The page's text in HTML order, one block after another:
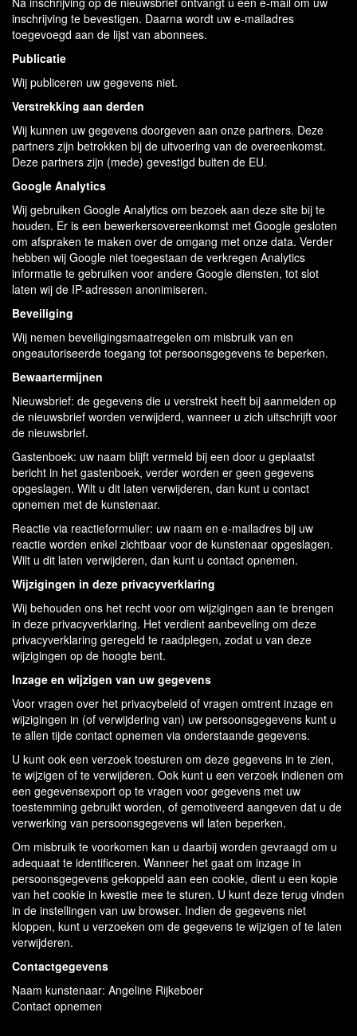
inschrijving te bevestigen. Daarna wordt uw e-mailadres
toegevoegd aan de lijst van abonnees.
Publicatie
Wij publiceren uw gegevens niet.
Verstrekking aan derden
Wij kunnen uw gegevens doorgeven aan onze partners. Deze
partners zijn betrokken bij de uitvoering van de overeenkomst.
Deze partners zijn (mede) gevestigd buiten de EU.
Google Analytics
Wij gebruiken Google Analytics om bezoek aan deze site bij te
houden. Er is een bewerkersovereenkomst met Google gesloten
om afspraken te maken over de omgang met onze data. Verder
hebben wij Google niet toegestaan de verkregen Analytics
informatie te gebruiken voor andere Google diensten, tot slot
laten wij de IP-adressen anonimiseren.
Beveiliging
Wij nemen beveiligingsmaatregelen om misbruik van en
ongeautoriseerde toegang tot persoonsgegevens te beperken.
Bewaartermijnen
Nieuwsbrief: de gegevens die u verstrekt heeft bij aanmelden op
de nieuwsbrief worden verwijderd, wanneer u zich uitschrijft voor
de nieuwsbrief.
Gastenboek: uw naam blijft vermeld bij een door u geplaatst
bericht in het gastenboek, verder worden er geen gegevens
opgeslagen. Wilt u dit laten verwijderen, dan kunt u contact
opnemen met de kunstenaar.
Reactie via reactieformulier: uw naam en e-mailadres bij uw
reactie worden enkel zichtbaar voor de kunstenaar opgeslagen.
Wilt u dit laten verwijderen, dan kunt u contact opnemen.
Wijzigingen in deze privacyverklaring
Wij behouden ons het recht voor om wijzigingen aan te brengen
in deze privacyverklaring. Het verdient aanbeveling om deze
privacyverklaring geregeld te raadplegen, zodat u van deze
wijzigingen op de hoogte bent.
Inzage en wijzigen van uw gegevens
Voor vragen over het privacybeleid of vragen omtrent inzage en
wijzigingen in (of verwijdering van) uw persoonsgegevens kunt u
te allen tijde contact opnemen via onderstaande gegevens.
U kunt ook een verzoek toesturen om deze gegevens in te zien,
te wijzigen of te verwijderen. Ook kunt u een verzoek indienen om
een gegevensexport op te vragen voor gegevens met uw
toestemming gebruikt worden, of gemotiveerd aangeven dat u de
verwerking van persoonsgegevens wil laten beperken.
Om misbruik te voorkomen kan u daarbij worden gevraagd om u
adequaat te identificeren. Wanneer het gaat om inzage in
persoonsgegevens gekoppeld aan een cookie, dient u een kopie
van het cookie in kwestie mee te sturen. U kunt deze terug vinden
in de instellingen van uw browser. Indien de gegevens niet
kloppen, kunt u verzoeken om de gegevens te wijzigen of te laten
verwijderen.
Contactgegevens
Naam kunstenaar: Angeline Rijkeboer
Contact opnemen